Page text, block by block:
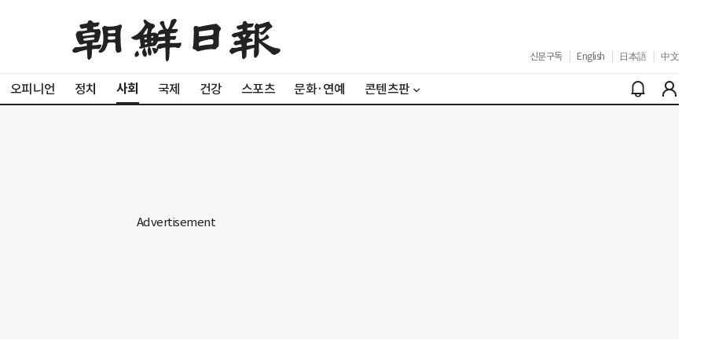
신문구독 English 日本語 中文
오피니언 정치 사회 국제 건강 스포츠 문화·연예 콘텐츠판